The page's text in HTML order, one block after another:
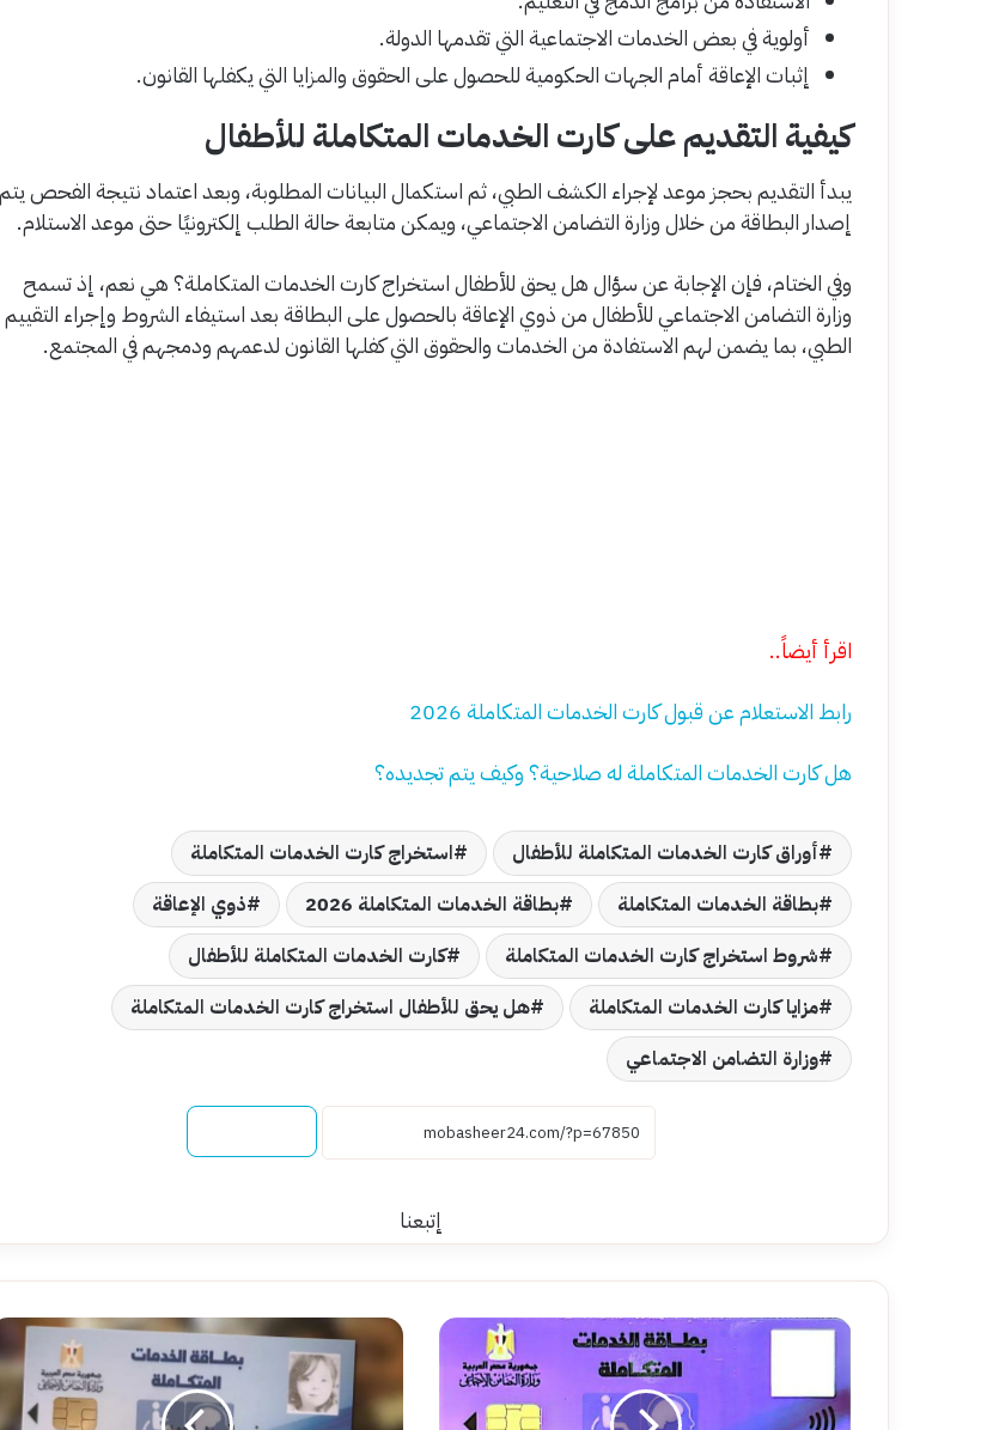
أولوية في بعض الخدمات الاجتماعية التي تقدمها الدولة.
إثبات الإعاقة أمام الجهات الحكومية للحصول على الحقوق والمزايا التي يكفلها القانون.
كيفية التقديم على كارت الخدمات المتكاملة للأطفال
يبدأ التقديم بحجز موعد لإجراء الكشف الطبي، ثم استكمال البيانات المطلوبة، وبعد اعتماد نتيجة الفحص يتم
إصدار البطاقة من خلال وزارة التضامن الاجتماعي، ويمكن متابعة حالة الطلب إلكترونيًا حتى موعد الاستلام.
وفي الختام، فإن الإجابة عن سؤال هل يحق للأطفال استخراج كارت الخدمات المتكاملة؟ هي نعم، إذ تسمح
وزارة التضامن الاجتماعي للأطفال من ذوي الإعاقة بالحصول على البطاقة بعد استيفاء الشروط وإجراء التقييم
الطبي، بما يضمن لهم الاستفادة من الخدمات والحقوق التي كفلها القانون لدعمهم ودمجهم في المجتمع.
اقرأ أيضاً..
رابط الاستعلام عن قبول كارت الخدمات المتكاملة 2026
هل كارت الخدمات المتكاملة له صلاحية؟ وكيف يتم تجديده؟
أوراق كارت الخدمات المتكاملة للأطفال
استخراج كارت الخدمات المتكاملة
بطاقة الخدمات المتكاملة
بطاقة الخدمات المتكاملة 2026
ذوي الإعاقة
شروط استخراج كارت الخدمات المتكاملة
كارت الخدمات المتكاملة للأطفال
مزايا كارت الخدمات المتكاملة
هل يحق للأطفال استخراج كارت الخدمات المتكاملة
وزارة التضامن الاجتماعي
إتبعنا
هل
الخدمات
المتكاملة
الفرق
بين
كارت
الخدمات